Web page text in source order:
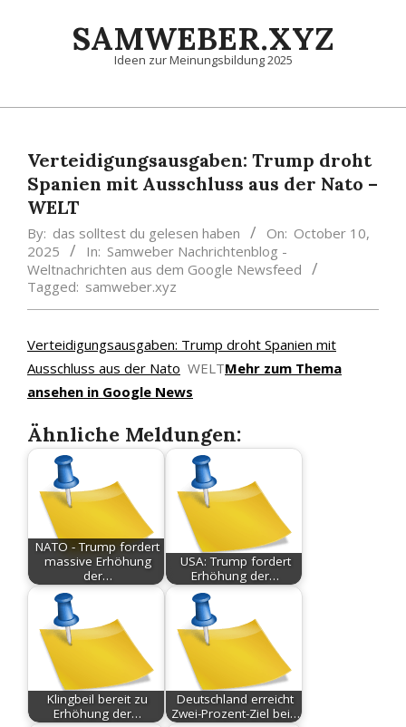
SAMWEBER.XYZ
Ideen zur Meinungsbildung 2025
Primary
MenuVerteidigungsausgaben: Trump droht
Spanien mit Ausschluss aus der Nato –
WELT
By: das solltest du gelesen haben On: October 10,
2025
In: Samweber Nachrichtenblog -
Weltnachrichten aus dem Google Newsfeed
Tagged: samweber.xyz
Verteidigungsausgaben: Trump droht Spanien mit
Ausschluss aus der Nato WELTMehr zum Thema
ansehen in Google News
Ähnliche Meldungen:
NATO - Trump fordert
massive Erhöhung
der…
USA: Trump fordert
Erhöhung der…
Klingbeil bereit zu
Erhöhung der…
Deutschland erreicht
Zwei-Prozent-Ziel bei…